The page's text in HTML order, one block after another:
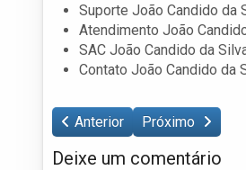
Suporte João Candido da
Atendimento João
SAC João Candido da
Contato João Candido da
Anterior Próximo
Deixe um comentário